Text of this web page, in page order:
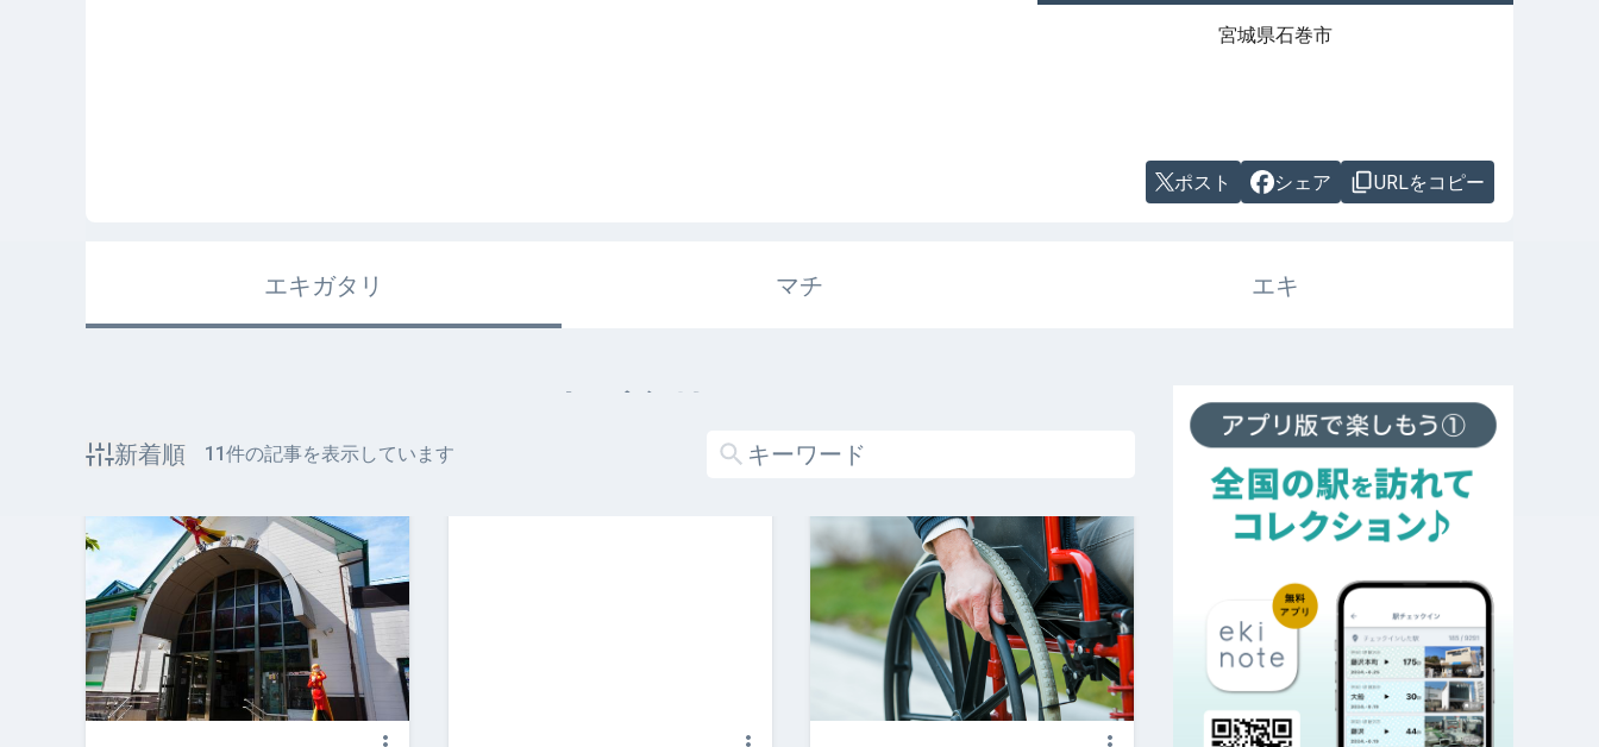
宮城県石巻市
ポスト シェア URLをコピー
エキガタリ マチ エキ
エキガタリ
新着順 11件の記事を表示しています